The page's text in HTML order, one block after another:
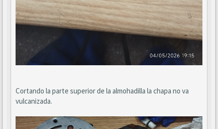
Cortando la parte superior de la almohadilla la chapa no va
vulcanizada.